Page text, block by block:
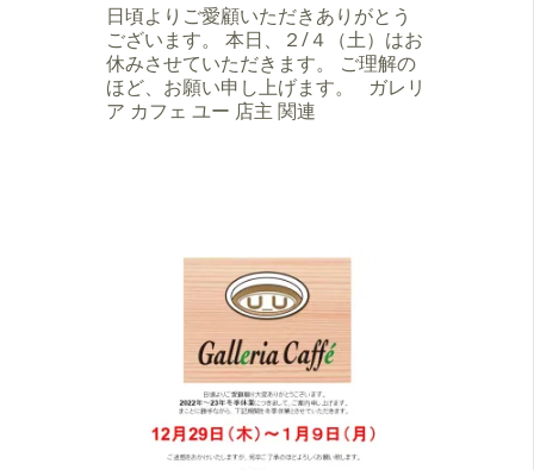
日頃よりご愛顧いただきありがとう
ございます。 本日、２/４（土）はお
休みさせていただきます。 ご理解の
ほど、お願い申し上げます。 ガレリ
ア カフェ ユー 店主 関連